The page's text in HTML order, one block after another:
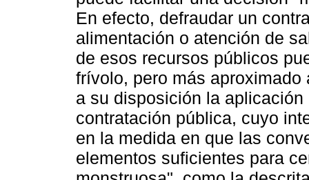
En efecto, defraudar un
alimentación o atención de
de esos recursos públicos
frívolo, pero más
a su disposición la
contratación pública, cuyo
en la medida en que las
elementos suficientes para